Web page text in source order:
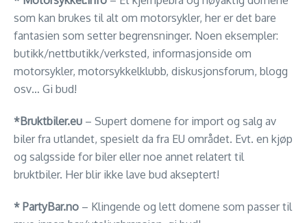
som kan brukes til alt om motorsykler, her er det bare
fantasien som setter begrensninger. Noen eksempler:
butikk/nettbutikk/verksted, informasjonside om
motorsykler, motorsykkelklubb, diskusjonsforum, blogg
osv… Gi bud!
*Bruktbiler.eu – Supert domene for import og salg av
biler fra utlandet, spesielt da fra EU området. Evt. en kjøp
og salgsside for biler eller noe annet relatert til
bruktbiler. Her blir ikke lave bud akseptert!
* PartyBar.no – Klingende og lett domene som passer til